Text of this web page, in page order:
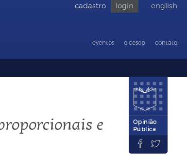
eventos o cesop contato
cadastro login english
e
Opinião
Pública
 